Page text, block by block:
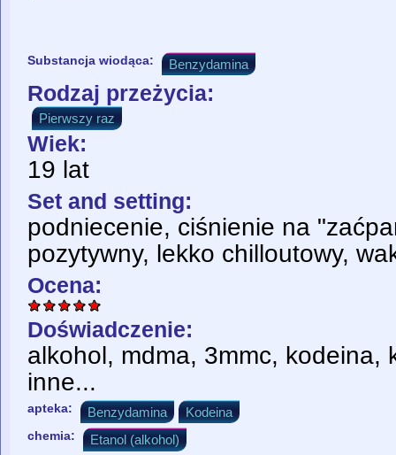
Substancja wiodąca: Benzydamina
Rodzaj przeżycia:
Pierwszy raz
Wiek:
19 lat
Set and setting:
podniecenie, ciśnienie na
pozytywny, lekko chilloutowy,
Ocena:
Doświadczenie:
alkohol, mdma, 3mmc, kodeina,
inne...
apteka: Benzydamina Kodeina
chemia: Etanol (alkohol)